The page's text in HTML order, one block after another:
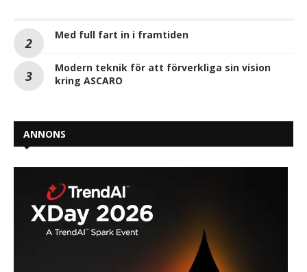
Med full fart in i framtiden
Modern teknik för att förverkliga sin vision
kring ASCARO
ANNONS